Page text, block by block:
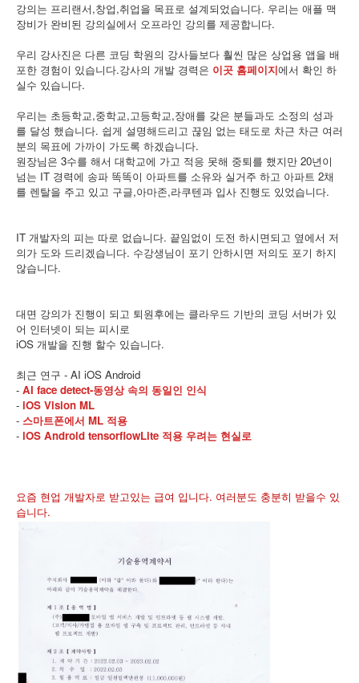
강의는 프리랜서,창업,취업을 목표로 설계되었습니다. 우리는 애플 맥
장비가 완비된 강의실에서 오프라인 강의를 제공합니다.
우리 강사진은 다른 코딩 학원의 강사들보다 훨씬 많은 상업용 앱을 배
포한 경험이 있습니다.강사의 개발 경력은 이곳 홈페이지에서 확인 하
실수 있습니다.
우리는 초등학교,중학교,고등학교,장애를 갖은 분들과도 소정의 성과
를 달성 했습니다. 쉽게 설명해드리고 끊임 없는 태도로 차근 차근 여러
분의 목표에 가까이 가도록 하겠습니다.
원장님은 3수를 해서 대학교에 가고 적응 못해 중퇴를 했지만 20년이
넘는 IT 경력에 송파 똑똑이 아파트를 소유와 실거주 하고 아파트 2채
를 렌탈을 주고 있고 구글,아마존,라쿠텐과 입사 진행도 있었습니다.
IT 개발자의 피는 따로 없습니다. 끝임없이 도전 하시면되고 옆에서 저
의가 도와 드리겠습니다. 수강생님이 포기 안하시면 저의도 포기 하지
않습니다.
대면 강의가 진행이 되고 퇴원후에는 클라우드 기반의 코딩 서버가 있
어 인터넷이 되는 피시로
iOS 개발을 진행 할수 있습니다.
최근 연구 - AI iOS Android
- AI face detect-동영상 속의 동일인 인식
- iOS Vision ML
- 스마트폰에서 ML 적용
- iOS Android tensorflowLite 적용 우려는 현실로
요즘 현업 개발자로 받고있는 급여 입니다. 여러분도 충분히 받을수 있
습니다.